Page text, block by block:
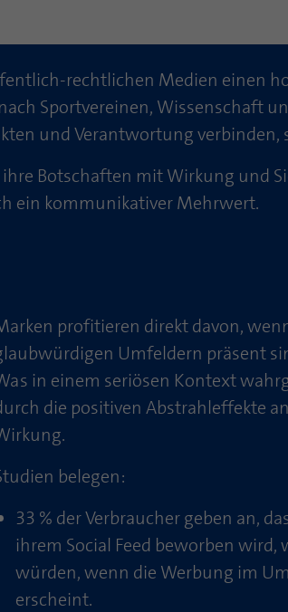
rechtlichen Medien einen
Sportvereinen, Wissenschaft
und Verantwortung verbinden,
Botschaften mit Wirkung und
ein kommunikativer Mehrwert.
profitieren direkt davon,
Umfeldern präsent
in einem seriösen Kontext
die positiven Abstrahleffekte
belegen:
33 % der Verbraucher geben an,
ihrem Social Feed beworben
würden, wenn die Werbung im
erscheint.